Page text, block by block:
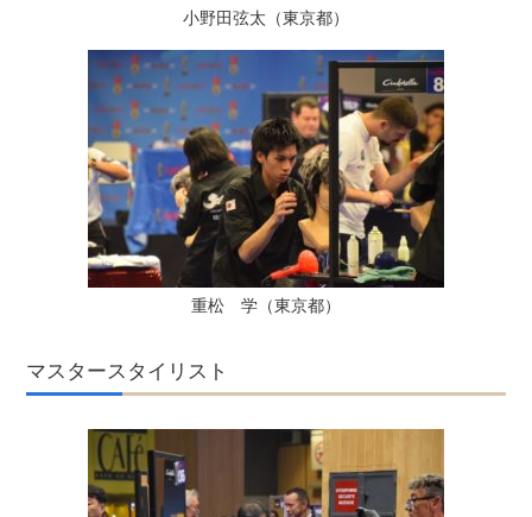
小野田弦太（東京都）
重松 学（東京都）
マスタースタイリスト